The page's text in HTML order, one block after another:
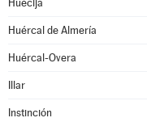
Huécija
Huércal de Almería
Huércal-Overa
Illar
Instinción